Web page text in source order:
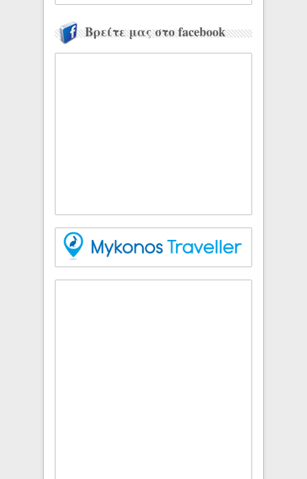
Βρείτε μας στο facebook